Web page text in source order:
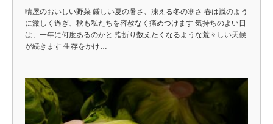
晴屋のおいしい野菜 厳しい夏の暑さ、凍える冬の寒さ 春は嵐のよう
に激しく過ぎ、秋も私たちを容赦なく痛めつけます 気持ちのよい日
は、一年に何度あるのかと 指折り数えたくなるような荒々しい天候
が続きます 生存をかけ…